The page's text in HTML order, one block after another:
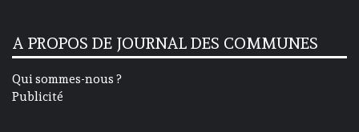
A PROPOS DE JOURNAL DES COMMUNES
Qui sommes-nous ?
Publicité